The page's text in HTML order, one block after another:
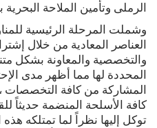
الرملى وتأمين الملاحة البحرية
وشملت المرحلة الرئيسية
العناصر المعادية من خلال
والتخصصية والمعاونة بشكل
المحددة لها مما أظهر مدى
المشاركة من كافة التخصصات
كافة الأسلحة المنضمة حديثاً
توكل إليها نظراً لما تمتلكه